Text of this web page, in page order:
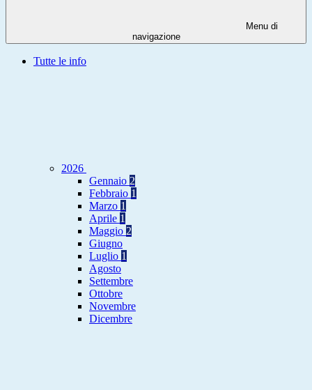
Menu di
navigazione
Tutte le info
2026
Gennaio 2
Febbraio 1
Marzo 1
Aprile 1
Maggio 2
Giugno
Luglio 1
Agosto
Settembre
Ottobre
Novembre
Dicembre